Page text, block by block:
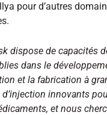
pour d’autres
dispose de capacités
dans le
et la fabrication à
innovants
et nous